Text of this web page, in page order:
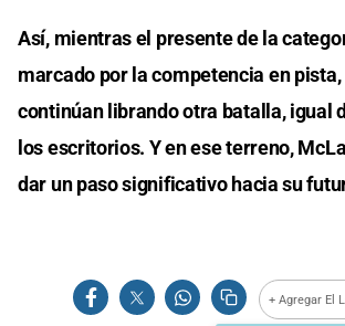
Así, mientras el presente de la
marcado por la competencia en
continúan librando otra batalla, igual
los escritorios. Y en ese terreno,
dar un paso significativo hacia su
+ Agregar El